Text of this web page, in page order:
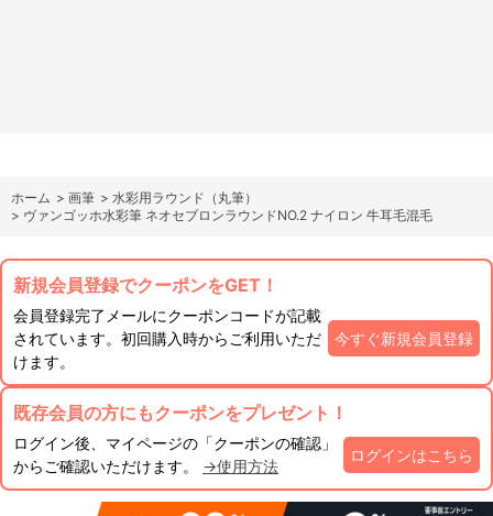
ホーム > 画筆 > 水彩用ラウンド（丸筆）
> ヴァンゴッホ水彩筆 ネオセブロンラウンドNO.2 ナイロン 牛耳毛混毛
新規会員登録でクーポンをGET！
会員登録完了メールにクーポンコードが記載
されています。初回購入時からご利用いただ
けます。
今すぐ新規会員登録
既存会員の方にもクーポンをプレゼント！
ログイン後、マイページの「クーポンの確認」
からご確認いただけます。 →使用方法
ログインはこちら